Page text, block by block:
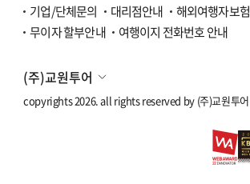
기업/단체문의
대리점안내
해외여행자보험
무이자 할부안내
여행이지 전화번호 안내
(주)교원투어
copyrights 2026. all rights reserved by (주)교원투어